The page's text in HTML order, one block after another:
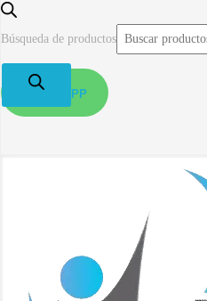
Búsqueda de productos
WHATSAPP